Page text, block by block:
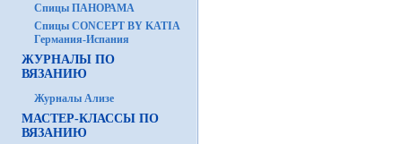
Спицы ПАНОРАМА
Спицы CONCEPT BY KATIA
Германия-Испания
ЖУРНАЛЫ ПО
ВЯЗАНИЮ
Журналы Ализе
МАСТЕР-КЛАССЫ ПО
ВЯЗАНИЮ